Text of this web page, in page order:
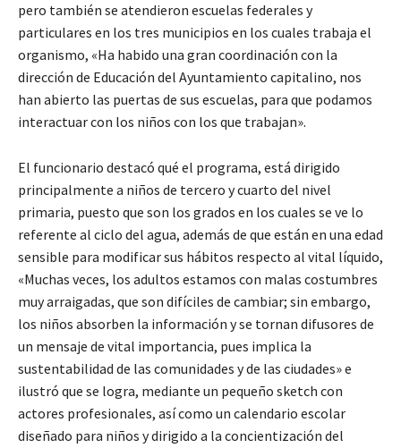
pero también se atendieron escuelas federales y
particulares en los tres municipios en los cuales trabaja el
organismo, «Ha habido una gran coordinación con la
dirección de Educación del Ayuntamiento capitalino, nos
han abierto las puertas de sus escuelas, para que podamos
interactuar con los niños con los que trabajan».
El funcionario destacó qué el programa, está dirigido
principalmente a niños de tercero y cuarto del nivel
primaria, puesto que son los grados en los cuales se ve lo
referente al ciclo del agua, además de que están en una edad
sensible para modificar sus hábitos respecto al vital líquido,
«Muchas veces, los adultos estamos con malas costumbres
muy arraigadas, que son difíciles de cambiar; sin embargo,
los niños absorben la información y se tornan difusores de
un mensaje de vital importancia, pues implica la
sustentabilidad de las comunidades y de las ciudades» e
ilustró que se logra, mediante un pequeño sketch con
actores profesionales, así como un calendario escolar
diseñado para niños y dirigido a la concientización del